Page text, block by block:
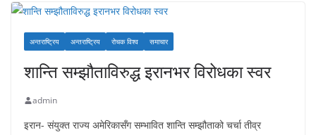
अन्तराष्ट्रिय अन्तराष्ट्रिय रोचक विश्व समाचार
शान्ति सम्झौताविरुद्ध इरानभर विरोधका स्वर
admin
इरान- संयुक्त राज्य अमेरिकासँग सम्भावित शान्ति सम्झौताको चर्चा तीव्र